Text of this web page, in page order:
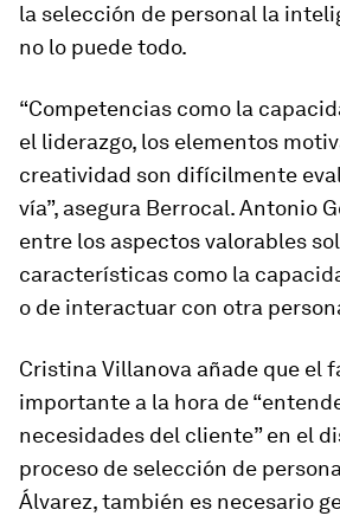
la selección de personal la
no lo puede todo.
“Competencias como la
el liderazgo, los elementos
creatividad son difícilmente
vía”, asegura Berrocal. Antonio
entre los aspectos valorables
características como la
o de interactuar con otra
Cristina Villanova añade que el
importante a la hora de
necesidades del cliente” en el
proceso de selección de
Álvarez, también es necesario